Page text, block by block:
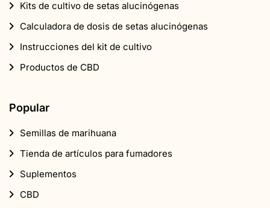
Kits de cultivo de setas alucinógenas
Calculadora de dosis de setas alucinógenas
Instrucciones del kit de cultivo
Productos de CBD
Popular
Semillas de marihuana
Tienda de artículos para fumadores
Suplementos
CBD